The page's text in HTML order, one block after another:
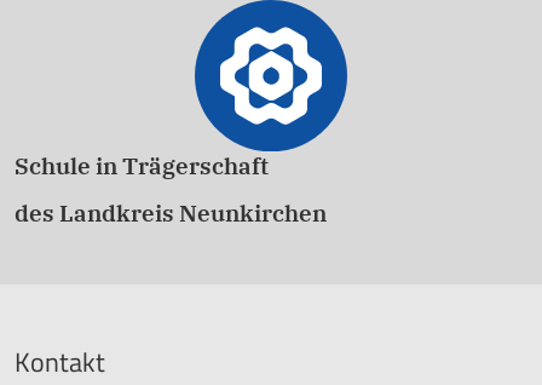
Schule in Trägerschaft
des Landkreis Neunkirchen
Kontakt